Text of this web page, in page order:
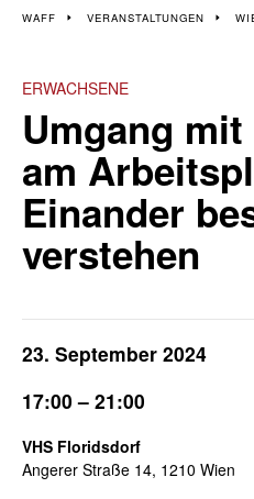
und 22.
Wiener Wochen für Beruf
WAFF VERANSTALTUNGEN
ERWACHSENE
Umgang
am
Einander
verstehen
23. September 2024
17:00 – 21:00
VHS Floridsdorf
Angerer Straße 14, 1210 Wien